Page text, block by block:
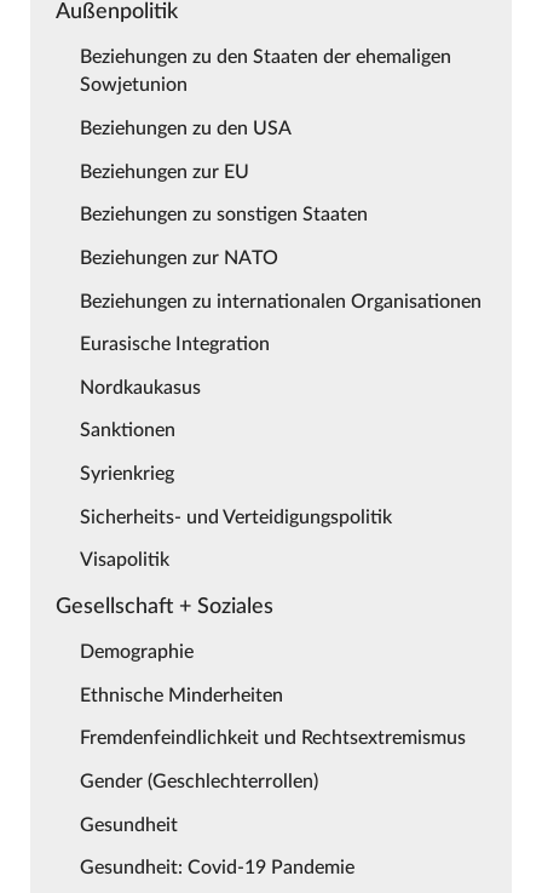
Außenpolitik
Beziehungen zu den Staaten der ehemaligen
Sowjetunion
Beziehungen zu den USA
Beziehungen zur EU
Beziehungen zu sonstigen Staaten
Beziehungen zur NATO
Beziehungen zu internationalen Organisationen
Eurasische Integration
Nordkaukasus
Sanktionen
Syrienkrieg
Sicherheits- und Verteidigungspolitik
Visapolitik
Gesellschaft + Soziales
Demographie
Ethnische Minderheiten
Fremdenfeindlichkeit und Rechtsextremismus
Gender (Geschlechterrollen)
Gesundheit
Gesundheit: Covid-19 Pandemie